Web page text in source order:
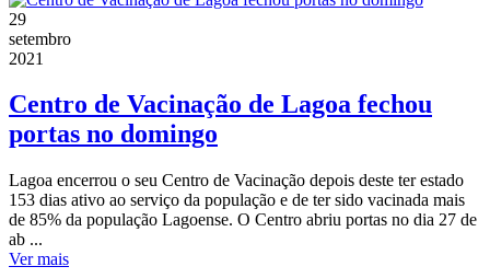
29
setembro
2021
Centro de Vacinação de Lagoa fechou
portas no domingo
Lagoa encerrou o seu Centro de Vacinação depois deste ter estado
153 dias ativo ao serviço da população e de ter sido vacinada mais
de 85% da população Lagoense. O Centro abriu portas no dia 27 de
ab ...
Ver mais